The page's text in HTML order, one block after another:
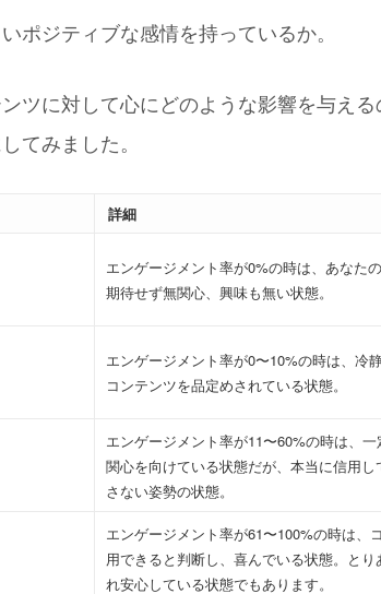
ポジティブな感情を持っているか。
ツに対して心にどのような影響を与え
てみました。
詳細
エンゲージメント率が0%の時は、あなた
期待せず無関心、興味も無い状態。
エンゲージメント率が0〜10%の時は、冷
コンテンツを品定めされている状態。
エンゲージメント率が11〜60%の時は、
関心を向けている状態だが、本当に信用
さない姿勢の状態。
エンゲージメント率が61〜100%の時は、
用できると判断し、喜んでいる状態。とり
れ安心している状態でもあります。